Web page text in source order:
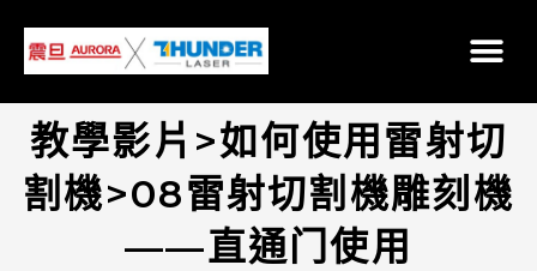
教學影片>如何使用雷射切
割機>08雷射切割機雕刻機
——直通门使用